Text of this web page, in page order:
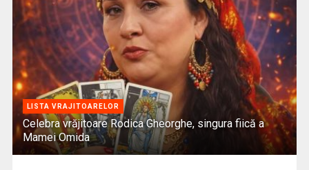
LISTA VRAJITOARELOR
Celebra vrăjitoare Rodica Gheorghe, singura fiică a
Mamei Omida